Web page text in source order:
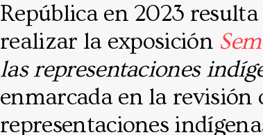
República en 2023
realizar la exposición
las representaciones
enmarcada en la revisión
representaciones